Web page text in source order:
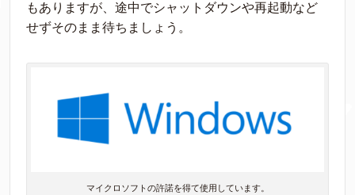
もありますが、途中でシャットダウンや再起動など
せずそのまま待ちましょう。
マイクロソフトの許諾を得て使用しています。